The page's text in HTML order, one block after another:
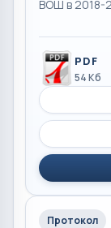
ВОШ в 2018-
PDF
54 Кб
Протокол